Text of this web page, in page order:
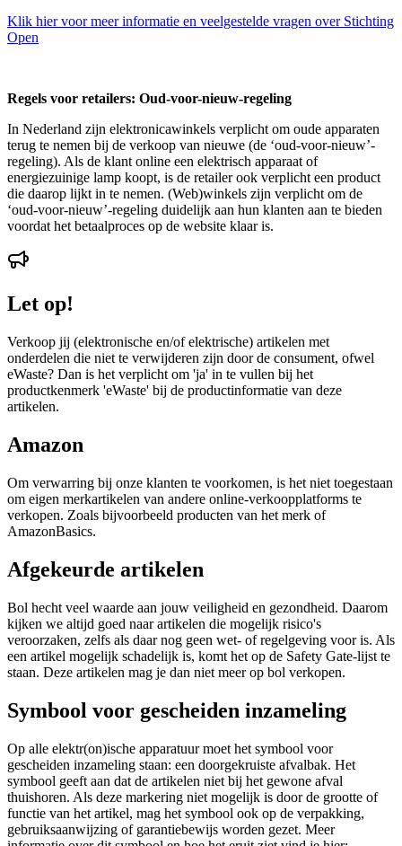
Klik hier voor meer informatie en veelgestelde vragen over Stichting
Open
Regels voor retailers: Oud-voor-nieuw-regeling
In Nederland zijn elektronicawinkels verplicht om oude apparaten
terug te nemen bij de verkoop van nieuwe (de ‘oud-voor-nieuw’-
regeling). Als de klant online een elektrisch apparaat of
energiezuinige lamp koopt, is de retailer ook verplicht een product
die daarop lijkt in te nemen. (Web)winkels zijn verplicht om de
‘oud-voor-nieuw’-regeling duidelijk aan hun klanten aan te bieden
voordat het betaalproces op de website klaar is.
Let op!
Verkoop jij (elektronische en/of elektrische) artikelen met
onderdelen die niet te verwijderen zijn door de consument, ofwel
eWaste? Dan is het verplicht om 'ja' in te vullen bij het
productkenmerk 'eWaste' bij de productinformatie van deze
artikelen.
Amazon
Om verwarring bij onze klanten te voorkomen, is het niet toegestaan
om eigen merkartikelen van andere online-verkoopplatforms te
verkopen. Zoals bijvoorbeeld producten van het merk of
AmazonBasics.
Afgekeurde artikelen
Bol hecht veel waarde aan jouw veiligheid en gezondheid. Daarom
kijken we altijd goed naar artikelen die mogelijk risico's
veroorzaken, zelfs als daar nog geen wet- of regelgeving voor is. Als
een artikel mogelijk schadelijk is, komt het op de Safety Gate-lijst te
staan. Deze artikelen mag je dan niet meer op bol verkopen.
Symbool voor gescheiden inzameling
Op alle elektr(on)ische apparatuur moet het symbool voor
gescheiden inzameling staan: een doorgekruiste afvalbak. Het
symbool geeft aan dat de artikelen niet bij het gewone afval
thuishoren. Als deze markering niet mogelijk is door de grootte of
functie van het artikel, mag het symbool ook op de verpakking,
gebruiksaanwijzing of garantiebewijs worden gezet. Meer